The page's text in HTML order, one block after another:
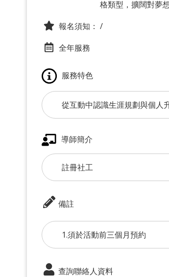
格類型，擴闊對夢
報名須知： /
全年服務
服務特色
從互動中認識生涯規劃與個人
導師簡介
註冊社工
備註
1.須於活動前三個月預約
查詢聯絡人資料